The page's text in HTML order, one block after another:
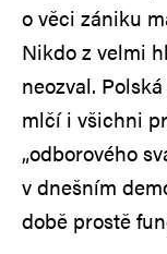
o věci zániku
Nikdo z velmi
neozval.
mlčí i všichni
„odborového
v dnešním
době prostě